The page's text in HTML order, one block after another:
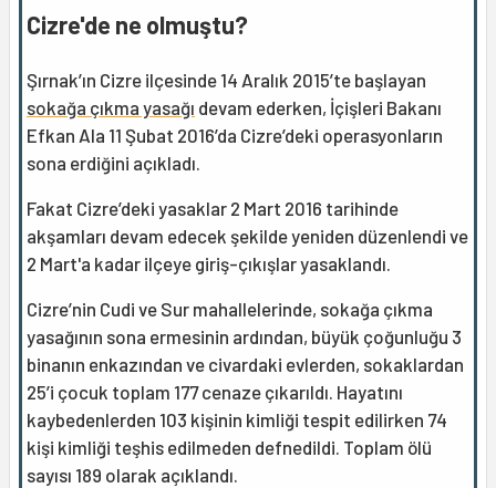
Cizre'de ne olmuştu?
Şırnak’ın Cizre ilçesinde 14 Aralık 2015’te başlayan
sokağa çıkma yasağı devam ederken, İçişleri Bakanı
Efkan Ala 11 Şubat 2016’da Cizre’deki operasyonların
sona erdiğini açıkladı.
Fakat Cizre’deki yasaklar 2 Mart 2016 tarihinde
akşamları devam edecek şekilde yeniden düzenlendi ve
2 Mart'a kadar ilçeye giriş-çıkışlar yasaklandı.
Cizre’nin Cudi ve Sur mahallelerinde, sokağa çıkma
yasağının sona ermesinin ardından, büyük çoğunluğu 3
binanın enkazından ve civardaki evlerden, sokaklardan
25’i çocuk toplam 177 cenaze çıkarıldı. Hayatını
kaybedenlerden 103 kişinin kimliği tespit edilirken 74
kişi kimliği teşhis edilmeden defnedildi. Toplam ölü
sayısı 189 olarak açıklandı.